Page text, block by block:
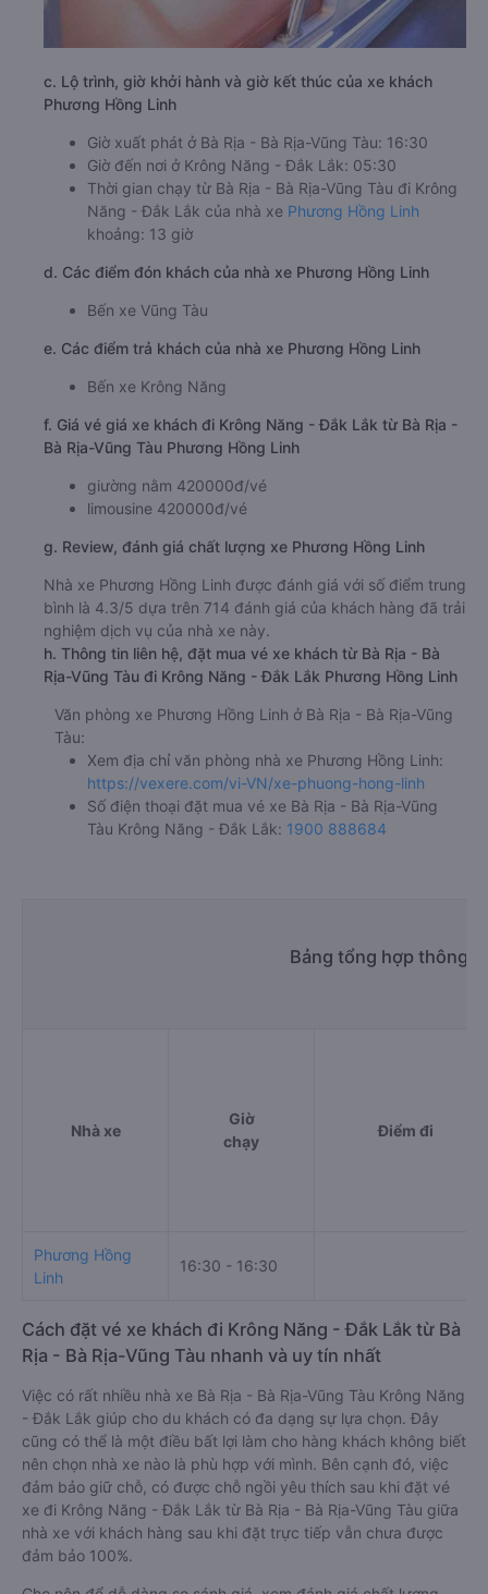
c. Lộ trình, giờ khởi hành và giờ kết thúc của xe khách
Phương Hồng Linh
Giờ xuất phát ở Bà Rịa - Bà Rịa-Vũng Tàu: 16:30
Giờ đến nơi ở Krông Năng - Đắk Lắk: 05:30
Thời gian chạy từ Bà Rịa - Bà Rịa-Vũng Tàu đi Krông
Năng - Đắk Lắk của nhà xe Phương Hồng Linh
khoảng: 13 giờ
d. Các điểm đón khách của nhà xe Phương Hồng Linh
Bến xe Vũng Tàu
e. Các điểm trả khách của nhà xe Phương Hồng Linh
Bến xe Krông Năng
f. Giá vé giá xe khách đi Krông Năng - Đắk Lắk từ Bà Rịa -
Bà Rịa-Vũng Tàu Phương Hồng Linh
giường nằm 420000đ/vé
limousine 420000đ/vé
g. Review, đánh giá chất lượng xe Phương Hồng Linh
Nhà xe Phương Hồng Linh được đánh giá với số điểm trung
bình là 4.3/5 dựa trên 714 đánh giá của khách hàng đã trải
nghiệm dịch vụ của nhà xe này.
h. Thông tin liên hệ, đặt mua vé xe khách từ Bà Rịa - Bà
Rịa-Vũng Tàu đi Krông Năng - Đắk Lắk Phương Hồng Linh
Văn phòng xe Phương Hồng Linh ở Bà Rịa - Bà Rịa-Vũng
Tàu:
Xem địa chỉ văn phòng nhà xe Phương Hồng Linh:
https://vexere.com/vi-VN/xe-phuong-hong-linh
Số điện thoại đặt mua vé xe Bà Rịa - Bà Rịa-Vũng
Tàu Krông Năng - Đắk Lắk: 1900 888684
Bảng tổng hợp thông
Nhà xe
Giờ
chạy
Điểm đi
Phương Hồng
Linh
16:30 - 16:30
Cách đặt vé xe khách đi Krông Năng - Đắk Lắk từ Bà
Rịa - Bà Rịa-Vũng Tàu nhanh và uy tín nhất
Việc có rất nhiều nhà xe Bà Rịa - Bà Rịa-Vũng Tàu Krông Năng
- Đắk Lắk giúp cho du khách có đa dạng sự lựa chọn. Đây
cũng có thể là một điều bất lợi làm cho hàng khách không biết
nên chọn nhà xe nào là phù hợp với mình. Bên cạnh đó, việc
đảm bảo giữ chỗ, có được chỗ ngồi yêu thích sau khi đặt vé
xe đi Krông Năng - Đắk Lắk từ Bà Rịa - Bà Rịa-Vũng Tàu giữa
nhà xe với khách hàng sau khi đặt trực tiếp vẫn chưa được
đảm bảo 100%.